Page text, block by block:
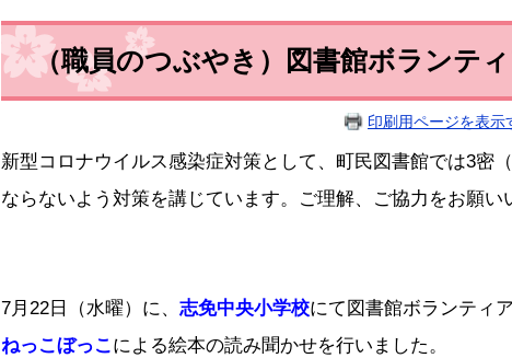
（職員のつぶやき）図書館ボランテ
印刷用ページを表示
新型コロナウイルス感染症対策として、町民図書館では3密
ならないよう対策を講じています。ご理解、ご協力をお願い
7月22日（水曜）に、 志免中央小学校にて図書館ボランティア
ねっこぼっこによる絵本の読み聞かせを行いました。